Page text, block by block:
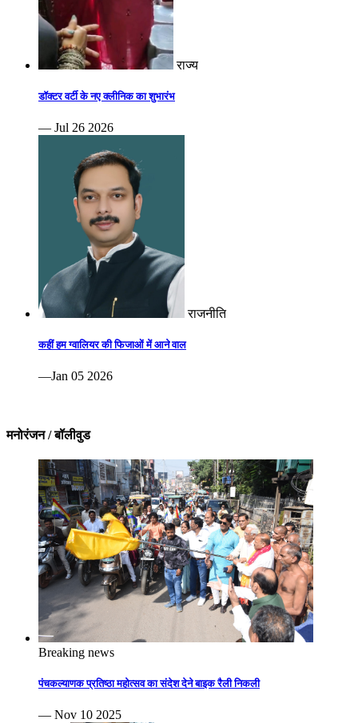
राज्य
डॉक्टर वर्टी के नए क्लीनिक का शुभारंभ
— Jul 26 2026
राजनीति
कहीं हम ग्वालियर की फिजाओं में आने वाल
—Jan 05 2026
मनोरंजन / बॉलीवुड
Breaking news
पंचकल्याणक प्रतिष्ठा महोत्सव का संदेश देने बाइक रैली निकली
— Nov 10 2025